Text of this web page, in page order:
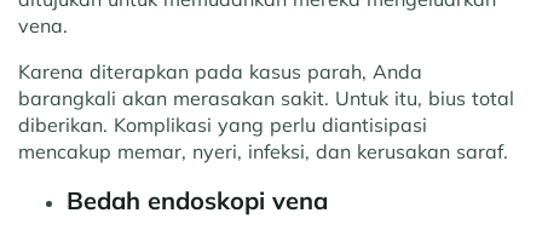
vena.
Karena diterapkan pada kasus parah, Anda
barangkali akan merasakan sakit. Untuk itu, bius total
diberikan. Komplikasi yang perlu diantisipasi
mencakup memar, nyeri, infeksi, dan kerusakan saraf.
Bedah endoskopi vena